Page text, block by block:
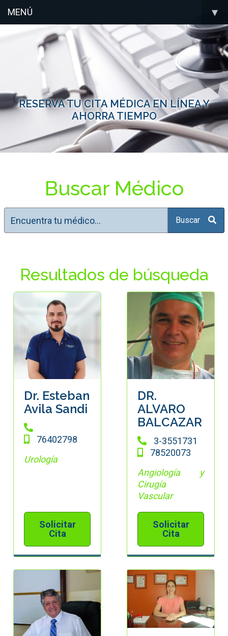
MENÚ ▾
RESERVA TU CITA MÉDICA EN LÍNEA Y
AHORRA TIEMPO
SI ERES MÉDICO REGÍSTRATE PARA
FACILITAR TU AGENDA
Buscar Médico
Buscar
Resultados de búsqueda
Dr. Esteban
Avila Sandi
76402798
Urología
Solicitar
Cita
DR.
ALVARO
BALCAZAR
3-3551731
78520073
Angiología y
Cirugía
Vascular
Solicitar
Cita